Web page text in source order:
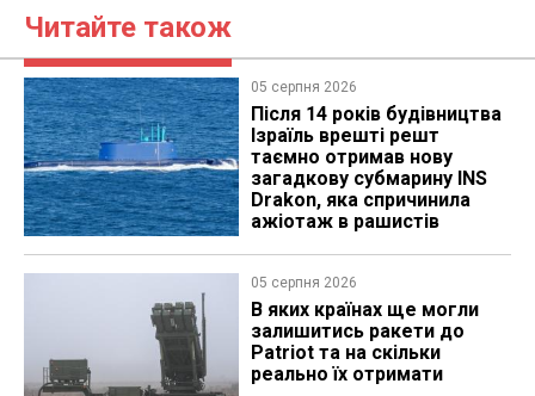
Читайте також
05 серпня 2026
Після 14 років будівництва
Ізраїль врешті решт
таємно отримав нову
загадкову субмарину INS
Drakon, яка спричинила
ажіотаж в рашистів
05 серпня 2026
В яких країнах ще могли
залишитись ракети до
Patriot та на скільки
реально їх отримати